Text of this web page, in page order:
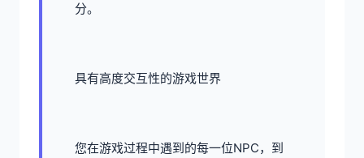
分。
具有高度交互性的游戏世界
您在游戏过程中遇到的每一位NPC，到